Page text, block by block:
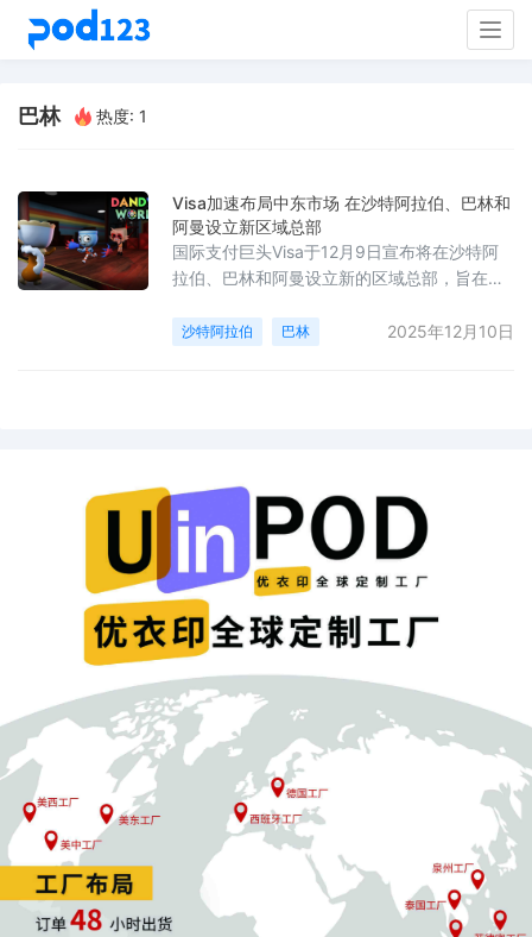
巴林 热度: 1
Visa加速布局中东市场 在沙特阿拉伯、巴林和
阿曼设立新区域总部
国际支付巨头Visa于12月9日宣布将在沙特阿
拉伯、巴林和阿曼设立新的区域总部，旨在进
这一举措标志着Visa持续深化对海湾地区市场
沙特阿拉伯 巴林 2025年12月10日